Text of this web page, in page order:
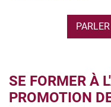
SE FORMER À
PROMOTION